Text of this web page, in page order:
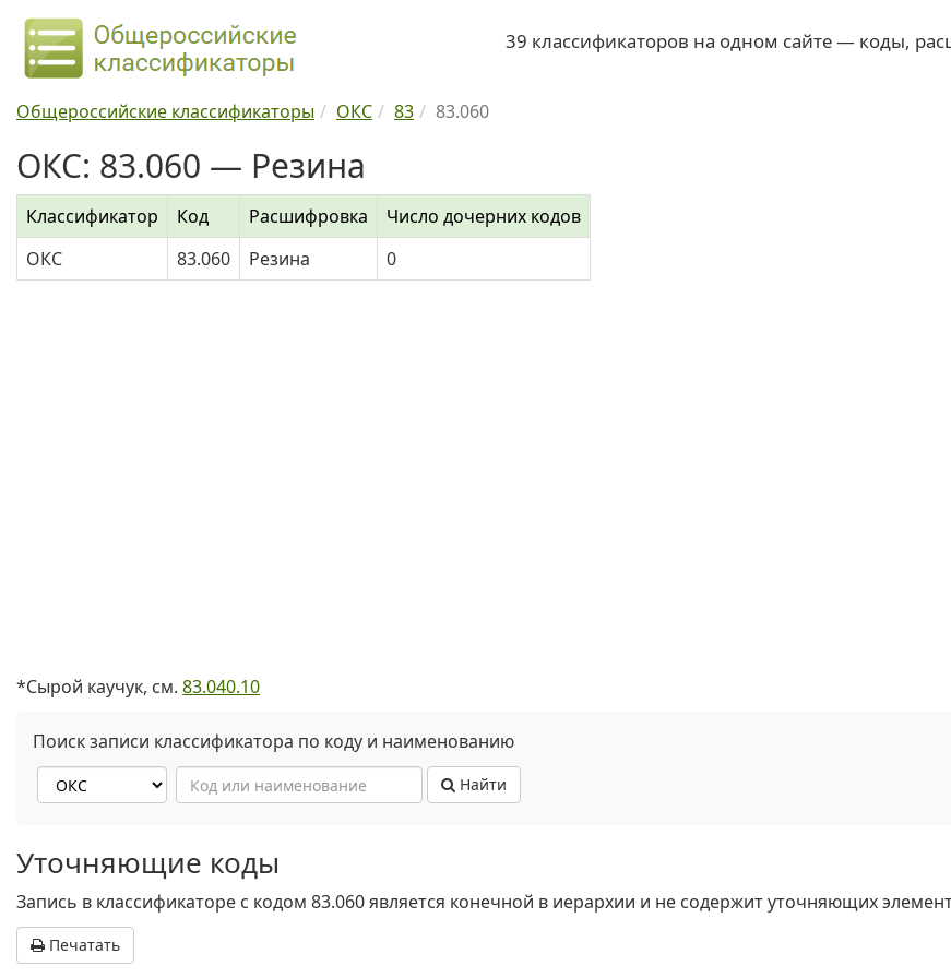
39 классификаторов на одном сайте — коды,
Общероссийские классификаторы ОКС 83 83.060
ОКС: 83.060 — Резина
Классификатор Код Расшифровка
Число дочерних кодов
ОКС
83.060 Резина 0
*Сырой каучук, см. 83.040.10
Поиск записи классификатора по коду и наименованию
Найти
Уточняющие коды
Запись в классификаторе с кодом 83.060 является конечной в иерархии и не содержит уточняющих
Печатать